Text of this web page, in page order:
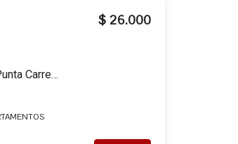
Apartamento en alquiler c/ cochera en Punta Carretas
$ 26.000